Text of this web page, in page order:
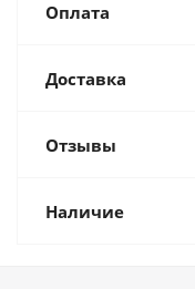
Оплата
Доставка
Отзывы
Наличие